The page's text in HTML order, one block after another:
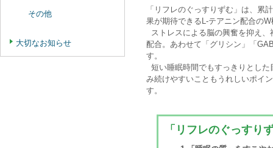
「リフレのぐっすりずむ」は、
果が期待できるL-テアニン配合の
ストレスによる脳の興奮を抑え
配合。あわせて「グリシン」「
す。
短い睡眠時間でもすっきりとし
み続けやすいこともうれしいポイ
す。
「リフレのぐっすり
その他
大切なお知らせ